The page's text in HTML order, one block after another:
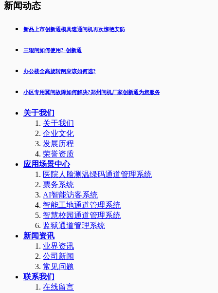
新闻动态
新品上市创新通模具速通闸机再次惊艳安防
三辊闸如何使用?-创新通
办公楼全高旋转闸应该如何选?
小区专用翼闸故障如何解决?郑州闸机厂家创新通为您服务
关于我们
关于我们
企业文化
发展历程
荣誉资质
应用场景中心
医院人脸测温绿码通道管理系统
票务系统
AI智能访客系统
智能工地通道管理系统
智慧校园通道管理系统
监狱通道管理系统
新闻资讯
业界资讯
公司新闻
常见问题
联系我们
在线留言